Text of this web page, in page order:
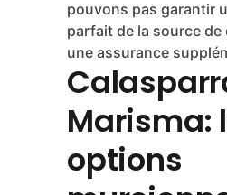
question d’identité
technique.
Si vous voulez
trouverez sous
Valencia comme les
part, nous l’utilisons
pouvons pas garantir
parfait de la source de